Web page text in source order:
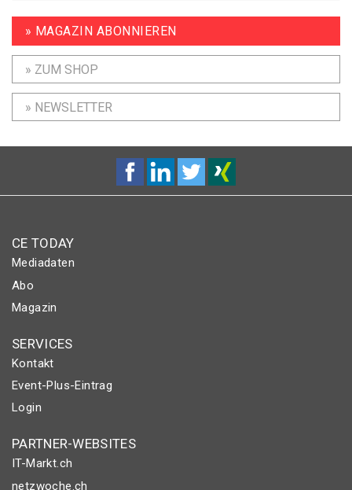
» MAGAZIN ABONNIEREN
» ZUM SHOP
» NEWSLETTER
CE TODAY
Mediadaten
Abo
Magazin
SERVICES
Kontakt
Event-Plus-Eintrag
Login
PARTNER-WEBSITES
IT-Markt.ch
netzwoche.ch